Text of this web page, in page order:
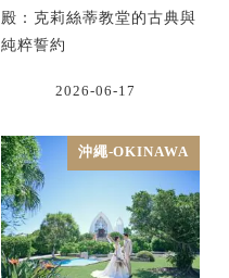
殿：克莉絲蒂教堂的古典與
純粹誓約
2026-06-17
沖繩-OKINAWA